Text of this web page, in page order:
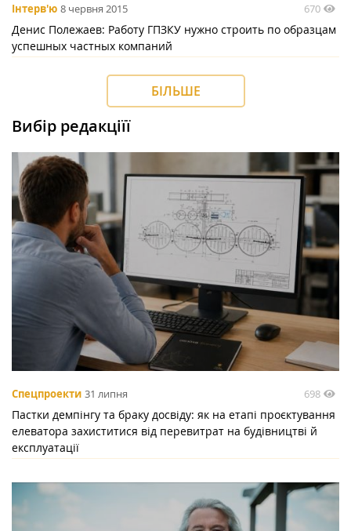
Інтерв'ю 8 червня 2015 670
Денис Полежаев: Работу ГПЗКУ нужно строить по образцам
успешных частных компаний
БІЛЬШЕ
Вибір редакціїї
Спецпроекти 31 липня 698
Пастки демпінгу та браку досвіду: як на етапі проєктування
елеватора захиститися від перевитрат на будівництві й
експлуатації